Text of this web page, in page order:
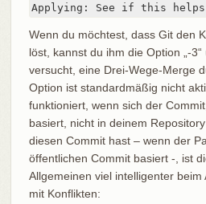
Applying: See if this helps
Wenn du möchtest, dass Git den
löst, kannst du ihm die Option „-
versucht, eine Drei-Wege-Merge
Option ist standardmäßig nicht
funktioniert, wenn sich der
basiert, nicht in deinem
diesen Commit hast – wenn der
öffentlichen Commit basiert -, ist
Allgemeinen viel intelligenter beim
mit Konflikten: